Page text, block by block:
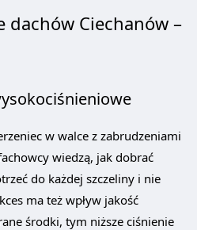
dachów Ciechanów –
w walce z zabrudzeniami
wiedzą, jak dobrać
do każdej szczeliny i nie
ma też wpływ jakość
środki, tym niższe ciśnienie